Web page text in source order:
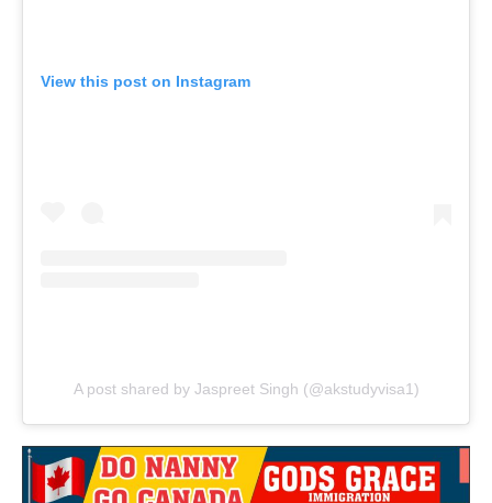
View this post on Instagram
A post shared by Jaspreet Singh (@akstudyvisa1)